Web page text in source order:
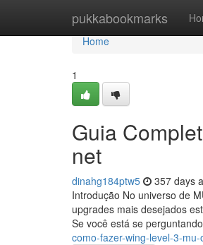
pukkabookmarks
Home
Home
1
Guia
net
dinahg184ptw5 357 days
Introdução No universo de
upgrades mais desejados
Se você está se
como-fazer-wing-level-3-mu-